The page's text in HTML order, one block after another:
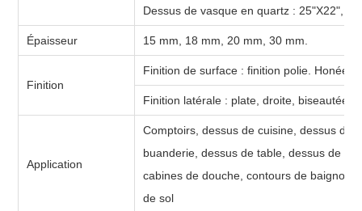
Dessus de vasque en quartz : 25"X22",
Épaisseur 15 mm, 18 mm, 20 mm, 30 mm.
Finition
Finition de surface : finition polie. Honée.
Finition latérale : plate, droite, biseautée,
Application
Comptoirs, dessus de cuisine, dessus de
buanderie, dessus de table, dessus de
cabines de douche, contours de
de sol